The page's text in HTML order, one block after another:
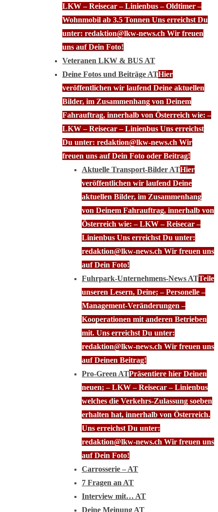
LKW – Reisecar – Linienbus – Oldtimer –
Wohnmobil ab 3.5 Tonnen Uns erreichst Du
unter: redaktion@lkw-news.ch Wir freuen
uns auf Dein Foto!
Veteranen LKW & BUS AT
Deine Fotos und Beiträge ATHier
veröffentlichen wir laufend Deine aktuellen
Bilder, im Zusammenhang von Deinem
Fahrauftrag, innerhalb von Österreich wie: –
LKW – Reisecar – Linienbus Uns erreichst
Du unter: redaktion@lkw-news.ch Wir
freuen uns auf Dein Foto oder Beitrag!
Aktuelle Transport-Bilder ATHier
veröffentlichen wir laufend Deine
aktuellen Bilder, im Zusammenhang
von Deinem Fahrauftrag, innerhalb von
Österreich wie: – LKW – Reisecar –
Linienbus Uns erreichst Du unter:
redaktion@lkw-news.ch Wir freuen uns
auf Dein Foto!
Fuhrpark-Unternehmens-News ATTeile
unseren Lesern, Deine; – Personelle –
Management-Veränderungen –
Kooperationen mit anderen Betrieben
mit. Uns erreichst Du unter:
redaktion@lkw-news.ch Wir freuen uns
auf Deinen Beitrag!
Pro-Green ATPräsentiere hier Deinen
neuen; – LKW – Reisecar – Linienbus
welches die Verkehrs-Zulassung soeben
erhalten hat, innerhalb von Österreich.
Uns erreichst Du unter:
redaktion@lkw-news.ch Wir freuen uns
auf Dein Foto!
Carrosserie – AT
7 Fragen an AT
Interview mit… AT
Deine Meinung AT